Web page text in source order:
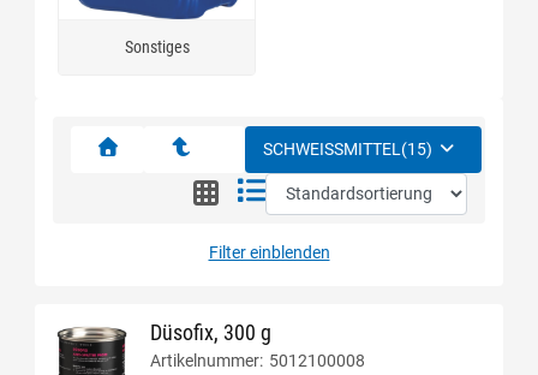
Sonstiges
SCHWEISSMITTEL (15)
Filter einblenden
Düsofix, 300 g
Artikelnummer: 5012100008